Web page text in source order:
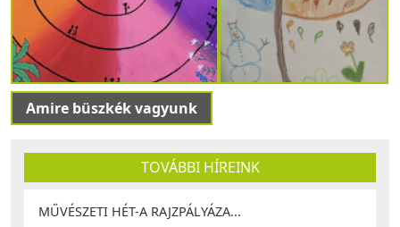
Amire büszkék vagyunk
TOVÁBBI HÍREINK
MŰVÉSZETI HÉT-A RAJZPÁLYÁZA...